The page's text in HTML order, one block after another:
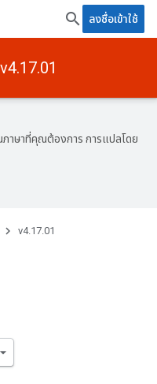
ลงชื่อเข้าใช้
v4.17.01
ภาษาที่คุณต้องการ การแปลโดย
v4.17.01